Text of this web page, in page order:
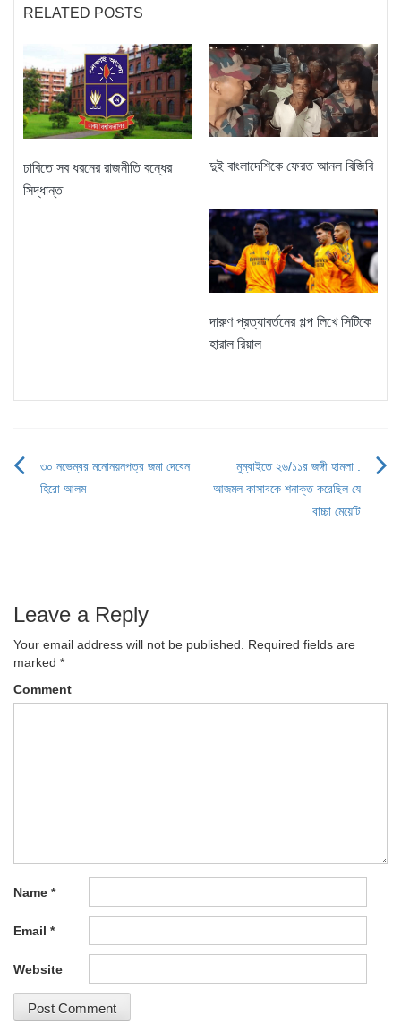
RELATED POSTS
ঢাবিতে সব ধরনের রাজনীতি বন্ধের
সিদ্ধান্ত
দুই বাংলাদেশিকে ফেরত আনল বিজিবি
দারুণ প্রত্যাবর্তনের গল্প লিখে সিটিকে
হারাল রিয়াল
Post
৩০ নভেম্বর মনোনয়নপত্র জমা দেবেন
হিরো আলম
মুম্বাইতে ২৬/১১র জঙ্গী হামলা :
আজমল কাসাবকে শনাক্ত করেছিল যে
বাচ্চা মেয়েটি
Leave a Reply
Your email address will not be published.
Required fields are
marked *
Comment
Name *
Email *
Website